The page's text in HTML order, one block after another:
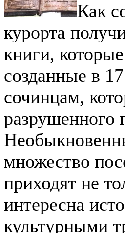
Как
курорта
книги,
созданные в
сочинцам,
разрушенного
множество
приходят не
интересна
культурными